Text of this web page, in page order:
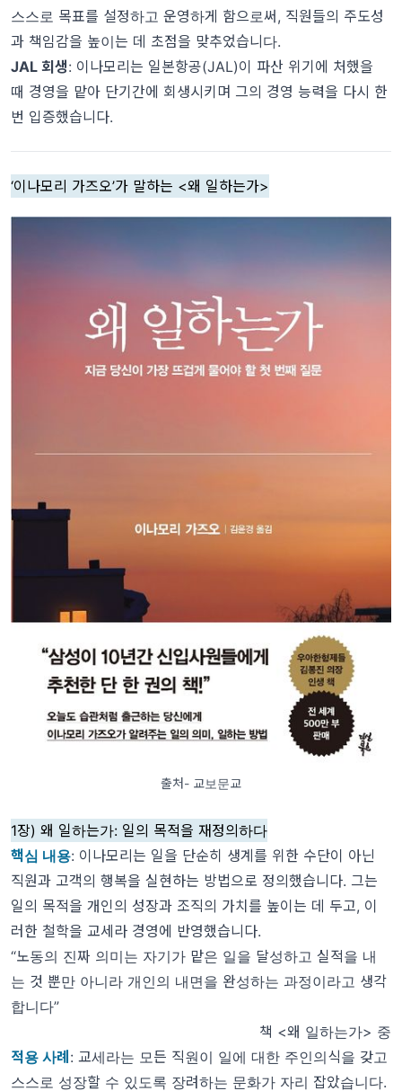
스스로 목표를 설정하고 운영하게 함으로써, 직원들의 주도성
과 책임감을 높이는 데 초점을 맞추었습니다.
JAL 회생: 이나모리는 일본항공(JAL)이 파산 위기에 처했을
때 경영을 맡아 단기간에 회생시키며 그의 경영 능력을 다시 한
번 입증했습니다.
‘이나모리 가즈오’가 말하는 <왜 일하는가>
출처- 교보문교
1장) 왜 일하는가: 일의 목적을 재정의하다
핵심 내용: 이나모리는 일을 단순히 생계를 위한 수단이 아닌
직원과 고객의 행복을 실현하는 방법으로 정의했습니다. 그는
일의 목적을 개인의 성장과 조직의 가치를 높이는 데 두고, 이
러한 철학을 교세라 경영에 반영했습니다.
“노동의 진짜 의미는 자기가 맡은 일을 달성하고 실적을 내
는 것 뿐만 아니라 개인의 내면을 완성하는 과정이라고 생각
합니다”
책 <왜 일하는가> 중
적용 사례: 교세라는 모든 직원이 일에 대한 주인의식을 갖고
스스로 성장할 수 있도록 장려하는 문화가 자리 잡았습니다.